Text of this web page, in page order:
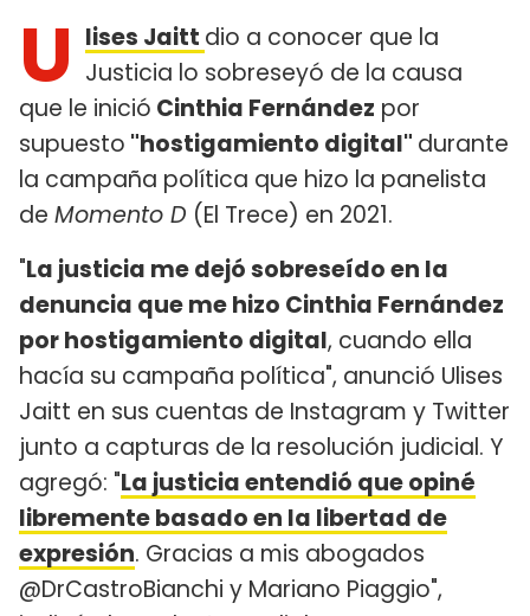
U lises Jaitt dio a conocer que la
Justicia lo sobreseyó de la causa
que le inició Cinthia Fernández por
supuesto "hostigamiento digital" durante
la campaña política que hizo la panelista
de Momento D (El Trece) en 2021.
"La justicia me dejó sobreseído en la
denuncia que me hizo Cinthia Fernández
por hostigamiento digital, cuando ella
hacía su campaña política", anunció Ulises
Jaitt en sus cuentas de Instagram y Twitter
junto a capturas de la resolución judicial. Y
agregó: "La justicia entendió que opiné
libremente basado en la libertad de
expresión. Gracias a mis abogados
@DrCastroBianchi y Mariano Piaggio",